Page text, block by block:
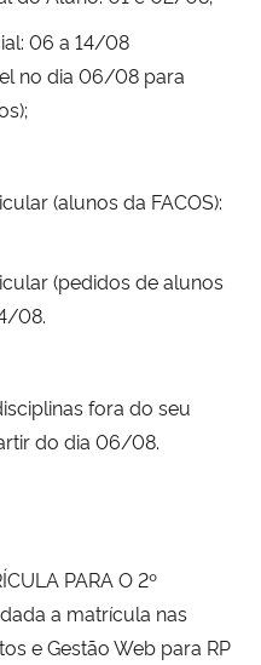
06 a 14/08
no dia 06/08 para
(alunos da FACOS):
(pedidos de alunos
08.
fora do seu
do dia 06/08.
PARA O 2º
a matrícula nas
e Gestão Web para RP